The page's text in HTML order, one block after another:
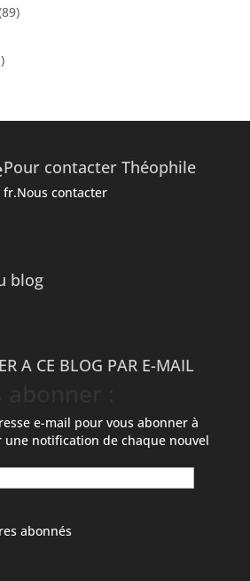
Pour contacter Théophile
fr.Nous contacter
blog
A CE BLOG PAR E-MAIL
e-mail pour vous abonner à
une notification de chaque nouvel
abonnés